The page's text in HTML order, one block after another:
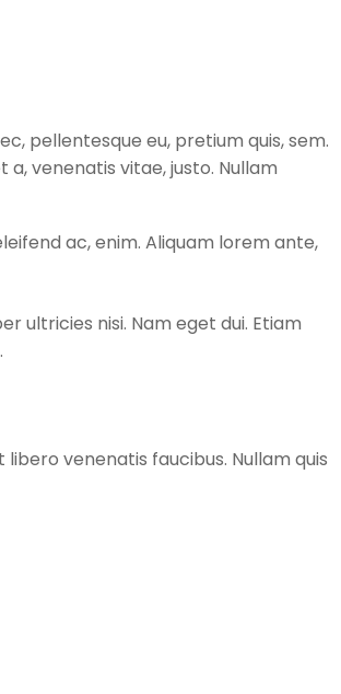
pellentesque eu, pretium quis, sem.
venenatis vitae, justo. Nullam
ac, enim. Aliquam lorem ante,
ultricies nisi. Nam eget dui. Etiam
venenatis faucibus. Nullam quis